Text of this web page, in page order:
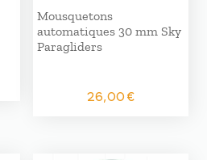
Mousquetons
automatiques 30 mm Sky
Paragliders
26,00€